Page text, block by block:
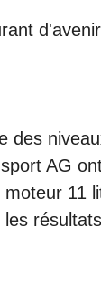
des
AG
11